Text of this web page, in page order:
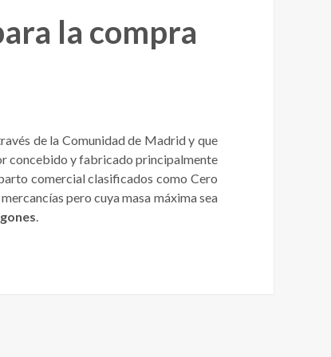
la compra
de la Comunidad de Madrid y que
concebido y fabricado principalmente
comercial clasificados como Cero
pero cuya masa máxima sea
.